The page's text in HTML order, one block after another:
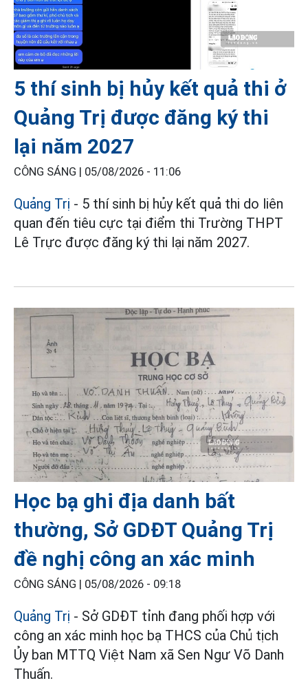
5 thí sinh bị hủy kết quả thi ở
Quảng Trị được đăng ký thi
lại năm 2027
CÔNG SÁNG | 05/08/2026 - 11:06
Quảng Trị - 5 thí sinh bị hủy kết quả thi do liên
quan đến tiêu cực tại điểm thi Trường THPT
Lê Trực được đăng ký thi lại năm 2027.
Học bạ ghi địa danh bất
thường, Sở GDĐT Quảng Trị
đề nghị công an xác minh
CÔNG SÁNG | 05/08/2026 - 09:18
Quảng Trị - Sở GDĐT tỉnh đang phối hợp với
công an xác minh học bạ THCS của Chủ tịch
Ủy ban MTTQ Việt Nam xã Sen Ngư Võ Danh
Thuấn.